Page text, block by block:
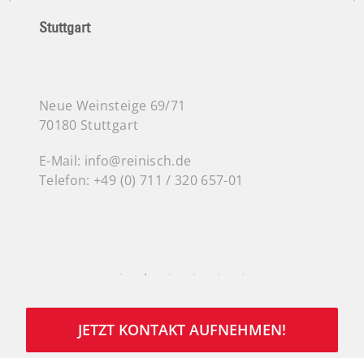
München
Leopoldstraße 23
80802 München
E-Mail: info@reinisch.de
Telefon: +49 (0) 89 2500710010
JETZT KONTAKT AUFNEHMEN!